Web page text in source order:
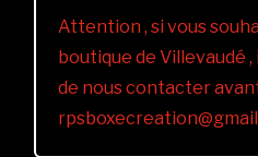
Attention , si vous
boutique de Villevaudé
de nous contacter